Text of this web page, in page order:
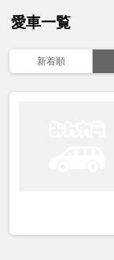
愛車一覧
新着順